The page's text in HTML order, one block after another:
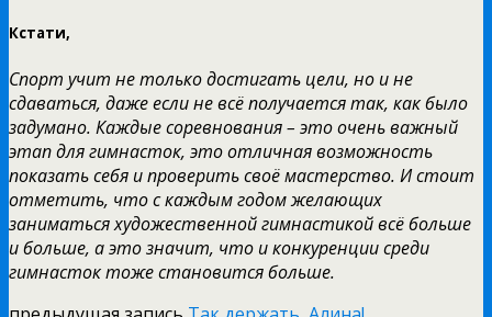
Кстати,
Спорт учит не только достигать цели, но и не
сдаваться, даже если не всё получается так, как было
задумано. Каждые соревнования – это очень важный
этап для гимнасток, это отличная возможность
показать себя и проверить своё мастерство. И стоит
отметить, что с каждым годом желающих
заниматься художественной гимнастикой всё больше
и больше, а это значит, что и конкуренции среди
гимнасток тоже становится больше.